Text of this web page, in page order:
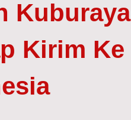
Kuburaya
Kirim Ke